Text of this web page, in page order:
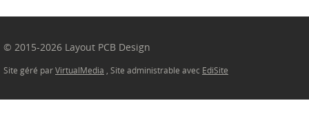
© 2015-2026 Layout PCB Design
Site géré parVirtualMedia , Site administrable avec EdiSite